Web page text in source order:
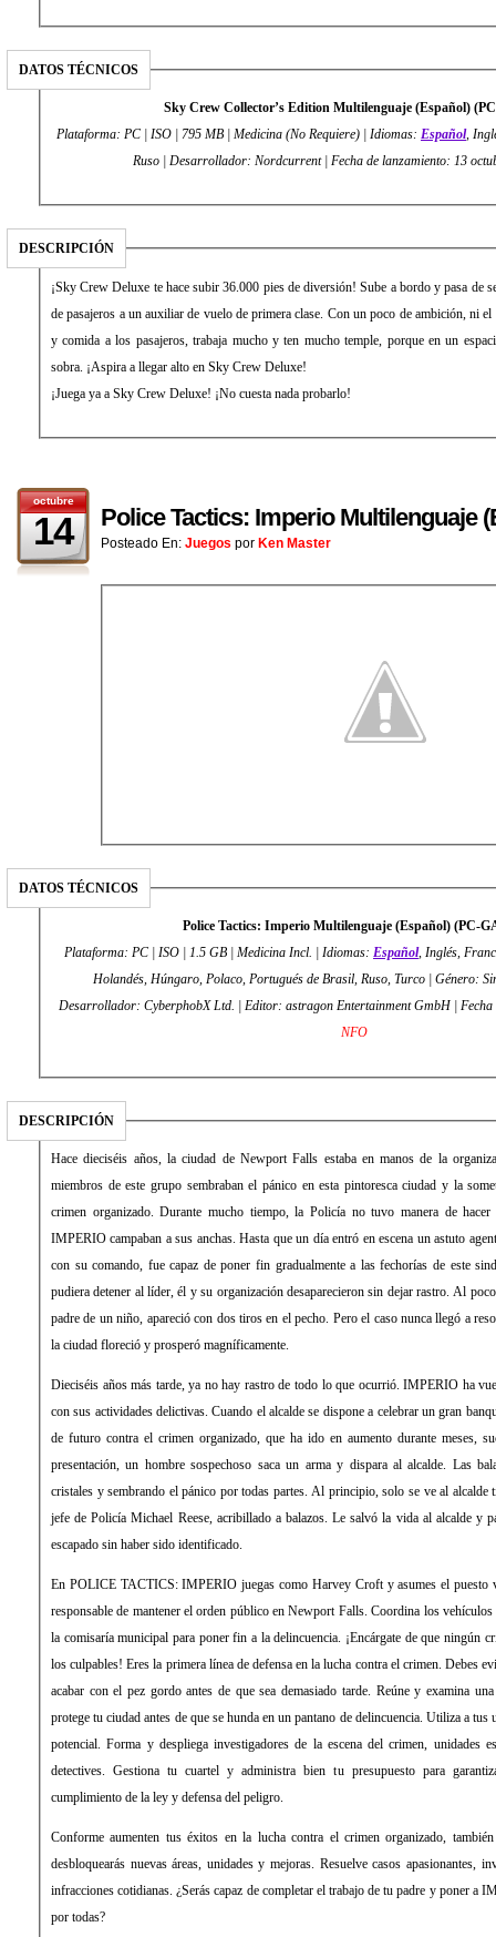
DATOS TÉCNICOS
Sky Crew Collector’s Edition Multilenguaje (Español)
Plataforma: PC | ISO | 795 MB | Medicina (No Requiere) | Idiomas: Español,
Ruso | Desarrollador: Nordcurrent | Fecha de lanzamiento: 13
DESCRIPCIÓN
¡Sky Crew Deluxe te hace subir 36.000 pies de diversión! Sube a bordo y pasa de
de pasajeros a un auxiliar de vuelo de primera clase. Con un poco de ambición, ni
y comida a los pasajeros, trabaja mucho y ten mucho temple, porque en un
sobra. ¡Aspira a llegar alto en Sky Crew Deluxe!
¡Juega ya a Sky Crew Deluxe! ¡No cuesta nada probarlo!
octubre
14 Police Tactics: Imperio Multilenguaje
Posteado En: Juegos por Ken Master
DATOS TÉCNICOS
Police Tactics: Imperio Multilenguaje (Español) (PC-
Plataforma: PC | ISO | 1.5 GB | Medicina Incl. | Idiomas: Español, Inglés,
Holandés, Húngaro, Polaco, Portugués de Brasil, Ruso, Turco | Género:
Desarrollador: CyberphobX Ltd. | Editor: astragon Entertainment
NFO
DESCRIPCIÓN
Hace dieciséis años, la ciudad de Newport Falls estaba en manos de la
miembros de este grupo sembraban el pánico en esta pintoresca ciudad y la
crimen organizado. Durante mucho tiempo, la Policía no tuvo manera de
IMPERIO campaban a sus anchas. Hasta que un día entró en escena un astuto
con su comando, fue capaz de poner fin gradualmente a las fechorías de este
pudiera detener al líder, él y su organización desaparecieron sin dejar rastro. Al
padre de un niño, apareció con dos tiros en el pecho. Pero el caso nunca llegó a
la ciudad floreció y prosperó magníficamente.
Dieciséis años más tarde, ya no hay rastro de todo lo que ocurrió. IMPERIO ha
con sus actividades delictivas. Cuando el alcalde se dispone a celebrar un gran
de futuro contra el crimen organizado, que ha ido en aumento durante meses,
presentación, un hombre sospechoso saca un arma y dispara al alcalde. Las
cristales y sembrando el pánico por todas partes. Al principio, solo se ve al
jefe de Policía Michael Reese, acribillado a balazos. Le salvó la vida al alcalde y
escapado sin haber sido identificado.
En POLICE TACTICS: IMPERIO juegas como Harvey Croft y asumes el puesto
responsable de mantener el orden público en Newport Falls. Coordina los vehículos
la comisaría municipal para poner fin a la delincuencia. ¡Encárgate de que ningún
los culpables! Eres la primera línea de defensa en la lucha contra el crimen. Debes
acabar con el pez gordo antes de que sea demasiado tarde. Reúne y examina
protege tu ciudad antes de que se hunda en un pantano de delincuencia. Utiliza a
potencial. Forma y despliega investigadores de la escena del crimen, unidades
detectives. Gestiona tu cuartel y administra bien tu presupuesto para
cumplimiento de la ley y defensa del peligro.
Conforme aumenten tus éxitos en la lucha contra el crimen organizado,
desbloquearás nuevas áreas, unidades y mejoras. Resuelve casos apasionantes,
infracciones cotidianas. ¿Serás capaz de completar el trabajo de tu padre y poner a
por todas?